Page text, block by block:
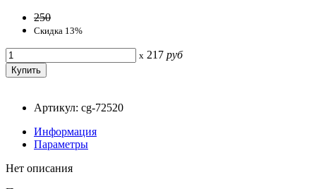
250
Скидка 13%
x 217 руб
Артикул: cg-72520
Информация
Параметры
Нет описания